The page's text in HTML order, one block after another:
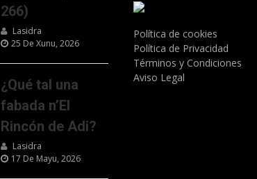
266)
Lasidra
25 De Xunu, 2026
¿Qué tal una
fabada n’El
Rincón de Adi?
Lasidra
17 De Mayu, 2026
Política de cookies
Política de Privacidad
Términos y Condiciones
Aviso Legal